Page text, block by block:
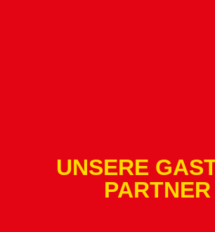
UNSERE
PARTNER